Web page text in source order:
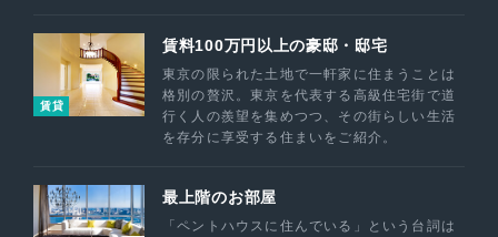
賃貸
賃料100万円以上の豪邸・邸宅
東京の限られた土地で一軒家に住まうことは
格別の贅沢。東京を代表する高級住宅街で道
行く人の羨望を集めつつ、その街らしい生活
を存分に享受する住まいをご紹介。
最上階のお部屋
「ペントハウスに住んでいる」という台詞は